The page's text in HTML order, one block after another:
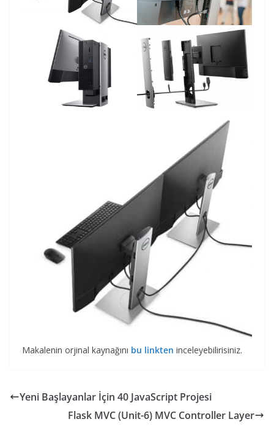
Makalenin orjinal kaynağını bu linkten inceleyebilirisiniz.
Yeni Başlayanlar İçin 40 JavaScript Projesi
Flask MVC (Unit-6) MVC Controller Layer